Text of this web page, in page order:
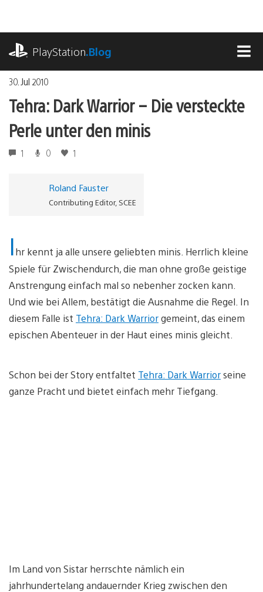
springen
PlayStation.Blog
30. Jul 2010
Tehra: Dark Warrior – Die versteckte
Perle unter den minis
1 0 1
Roland Fauster
Contributing Editor, SCEE
Ihr kennt ja alle unsere geliebten minis. Herrlich kleine
Spiele für Zwischendurch, die man ohne große geistige
Anstrengung einfach mal so nebenher zocken kann.
Und wie bei Allem, bestätigt die Ausnahme die Regel. In
diesem Falle ist Tehra: Dark Warriorgemeint, das einem
epischen Abenteuer in der Haut eines minis gleicht.
Schon bei der Story entfaltet Tehra: Dark Warriorseine
ganze Pracht und bietet einfach mehr Tiefgang.
Im Land von Sistar herrschte nämlich ein
jahrhundertelang andauernder Krieg zwischen den